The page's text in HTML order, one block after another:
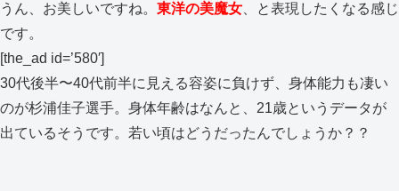
うん、お美しいですね。 東洋の美魔女 、と表現したくなる感じ
です。
[the_ad id=’580′]
30代後半〜40代前半に見える容姿に負けず、身体能力も凄い
のが杉浦佳子選手。身体年齢はなんと、21歳というデータが
出ているそうです。若い頃はどうだったんでしょうか？？